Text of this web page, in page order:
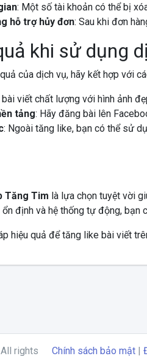
: Một số tài khoản có thể bị
hỗ trợ hủy đơn: Sau khi đơn
khi sử dụng
của dịch vụ, hãy kết hợp với
viết chất lượng với hình ảnh
tảng: Hãy đăng bài lên
: Ngoài tăng like, bạn có thể sử
Tăng Tim là lựa chọn tuyệt vời
định và hệ thống tự động, bạn
hiệu quả để tăng like bài viết
All rights Chính sách bảo mật|